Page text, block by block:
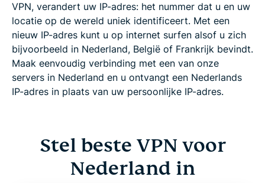
Waarom VPN in Nederland?
VPN Nederland: download op al je apparaten
Nederland VPN gratis gebruiken?
Veelgestelde vragen over VPN in Nederland
VPN, verandert uw IP-adres: het nummer dat u en uw
locatie op de wereld uniek identificeert. Met een
nieuw IP-adres kunt u op internet surfen alsof u zich
bijvoorbeeld in Nederland, België of Frankrijk bevindt.
Maak eenvoudig verbinding met een van onze
servers in Nederland en u ontvangt een Nederlands
IP-adres in plaats van uw persoonlijke IP-adres.
Stel beste VPN voor
Nederland in